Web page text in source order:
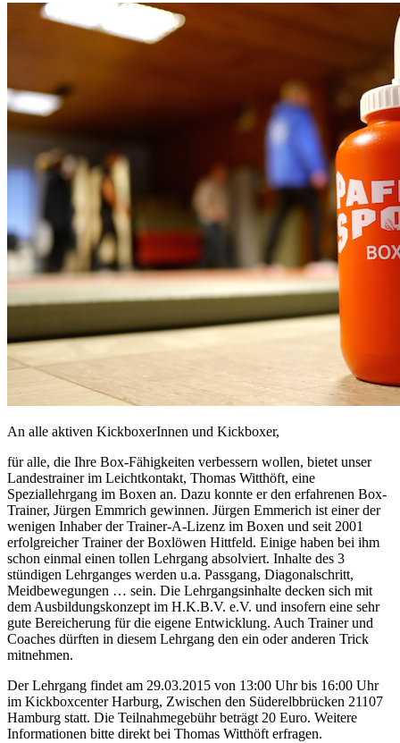
An alle aktiven KickboxerInnen und Kickboxer,
für alle, die Ihre Box-Fähigkeiten verbessern wollen, bietet unser
Landestrainer im Leichtkontakt, Thomas Witthöft, eine
Speziallehrgang im Boxen an. Dazu konnte er den erfahrenen Box-
Trainer, Jürgen Emmrich gewinnen. Jürgen Emmerich ist einer der
wenigen Inhaber der Trainer-A-Lizenz im Boxen und seit 2001
erfolgreicher Trainer der Boxlöwen Hittfeld. Einige haben bei ihm
schon einmal einen tollen Lehrgang absolviert. Inhalte des 3
stündigen Lehrganges werden u.a. Passgang, Diagonalschritt,
Meidbewegungen … sein. Die Lehrgangsinhalte decken sich mit
dem Ausbildungskonzept im H.K.B.V. e.V. und insofern eine sehr
gute Bereicherung für die eigene Entwicklung. Auch Trainer und
Coaches dürften in diesem Lehrgang den ein oder anderen Trick
mitnehmen.
Der Lehrgang findet am 29.03.2015 von 13:00 Uhr bis 16:00 Uhr
im Kickboxcenter Harburg, Zwischen den Süderelbbrücken 21107
Hamburg statt. Die Teilnahmegebühr beträgt 20 Euro. Weitere
Informationen bitte direkt bei Thomas Witthöft erfragen.